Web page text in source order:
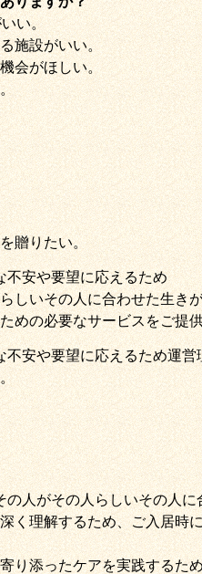
い。
施設がいい。
会がほしい。
贈りたい。
不安や要望に応えるため
しいその人に合わせた生き
めの必要なサービスをご提
不安や要望に応えるため運営
の人がその人らしいその人
く理解するため、ご入居時
り添ったケアを実践するた